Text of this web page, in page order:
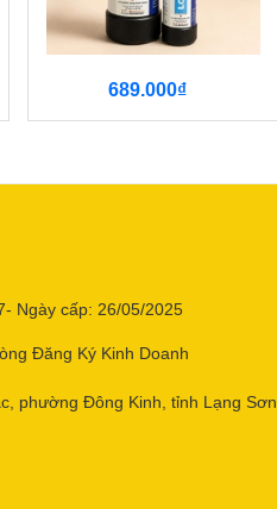
689.000₫
Ngày cấp: 26/05/2025
Đăng Ký Kinh Doanh
phường Đông Kinh, tỉnh Lạng Sơn